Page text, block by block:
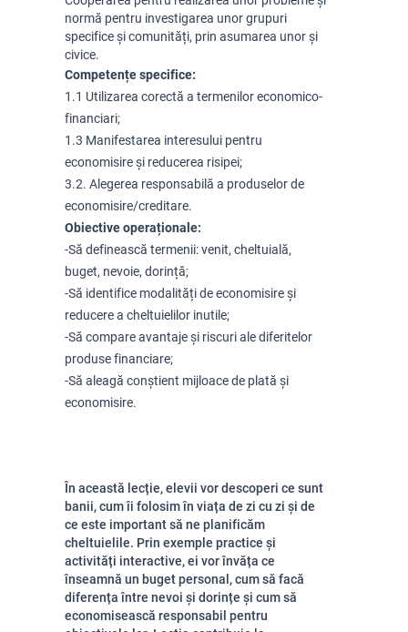
normă pentru investigarea unor grupuri
specifice și comunități, prin asumarea unor și
civice.
Competențe specifice:
1.1 Utilizarea corectă a termenilor economico-
financiari;
1.3 Manifestarea interesului pentru
economisire și reducerea risipei;
3.2. Alegerea responsabilă a produselor de
economisire/creditare.
Obiective operaționale:
-Să definească termenii: venit, cheltuială,
buget, nevoie, dorință;
-Să identifice modalități de economisire și
reducere a cheltuielilor inutile;
-Să compare avantaje și riscuri ale diferitelor
produse financiare;
-Să aleagă conștient mijloace de plată și
economisire.
În această lecție, elevii vor descoperi ce sunt
banii, cum îi folosim în viața de zi cu zi și de
ce este important să ne planificăm
cheltuielile. Prin exemple practice și
activități interactive, ei vor învăța ce
înseamnă un buget personal, cum să facă
diferența între nevoi și dorințe și cum să
economisească responsabil pentru